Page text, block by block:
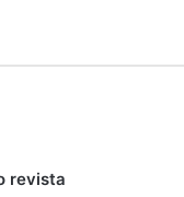
revista